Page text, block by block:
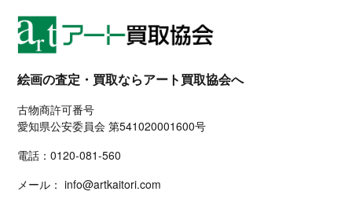
絵画の査定・買取ならアート買取協会へ
古物商許可番号
愛知県公安委員会 第541020001600号
電話：0120-081-560
メール： info@artkaitori.com